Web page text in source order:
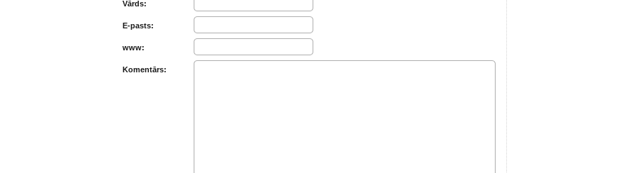
Vārds:
E-pasts:
www:
Komentārs: